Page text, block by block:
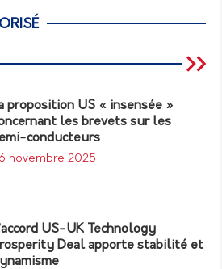
proposition US « insensée »
les brevets sur les
conducteurs
novembre 2025
US-UK Technology
Deal apporte stabilité et